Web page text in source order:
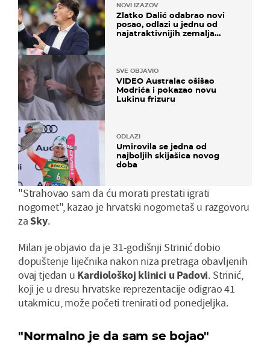
NOVI IZAZOV
Zlatko Dalić odabrao novi
posao, odlazi u jednu od
najatraktivnijih zemalja
SVE OBJAVIO
VIDEO Australac ošišao
Modrića i pokazao novu
Lukinu frizuru
ODLAZI
Umirovila se jedna od
najboljih skijašica novog
doba
"Strahovao sam da ću morati prestati igrati
nogomet", kazao je hrvatski nogometaš u razgovoru
za Sky.
Milan je objavio da je 31-godišnji Strinić dobio
dopuštenje liječnika nakon niza pretraga obavljenih
ovaj tjedan u Kardiološkoj klinici u Padovi. Strinić,
koji je u dresu hrvatske reprezentacije odigrao 41
utakmicu, može početi trenirati od ponedjeljka.
"Normalno je da sam se bojao"